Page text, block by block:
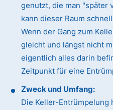
genutzt, die man "später
kann dieser Raum
Wenn der Gang zum
gleicht und längst nicht
eigentlich alles darin
Zeitpunkt für eine
Zweck und Umfang:
Die Keller-Entrümpelung